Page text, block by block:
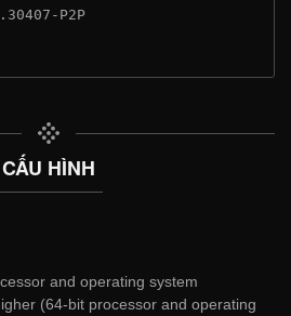
P2P
CẤU HÌNH
and operating system
(64-bit processor and operating